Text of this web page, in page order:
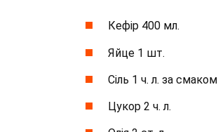
Кефір 400 мл.
Яйце 1 шт.
Сіль 1 ч. л. за смаком
Цукор 2 ч. л.